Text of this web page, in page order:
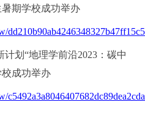
期学校成功举办
划“地理学前沿2023：碳中
成功举办